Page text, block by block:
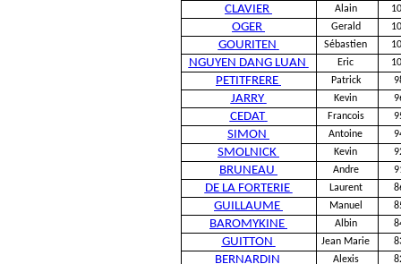
CLAVIER Alain
OGER Gerald
GOURITEN Sébastien
NGUYEN DANG LUAN Eric
PETITFRERE Patrick
JARRY Kevin
CEDAT Francois
SIMON Antoine
SMOLNICK Kevin
BRUNEAU Andre
DE LA FORTERIE Laurent
GUILLAUME Manuel
BAROMYKINE Albin
GUITTON Jean Marie
BERNARDIN Alexis